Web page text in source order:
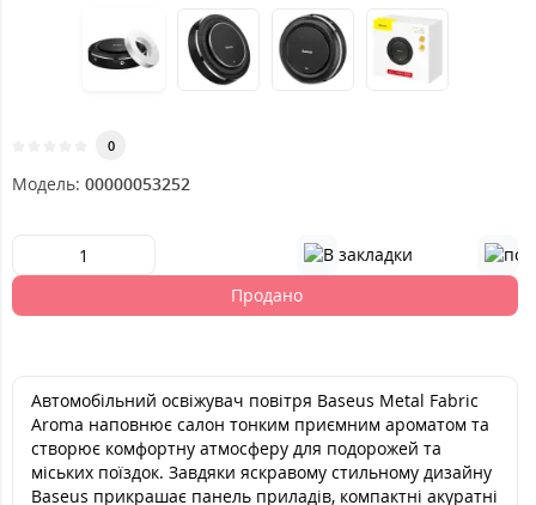
0
Модель: 00000053252
Продано
Автомобільний освіжувач повітря Baseus Metal Fabric
Aroma наповнює салон тонким приємним ароматом та
створює комфортну атмосферу для подорожей та
міських поїздок. Завдяки яскравому стильному дизайну
Baseus прикрашає панель приладів, компактні акуратні